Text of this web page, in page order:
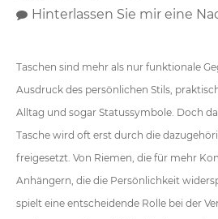
Hinterlassen Sie mir eine
Taschen sind mehr als nur funktionale
Ausdruck des persönlichen Stils,
Alltag und sogar Statussymbole. Doch
Tasche wird oft erst durch die
freigesetzt. Von Riemen, die für mehr
Anhängern, die die Persönlichkeit
spielt eine entscheidende Rolle bei der